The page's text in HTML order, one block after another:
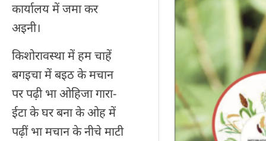
कार्यालय में जमा कर
अइनी।
किशोरावस्था में हम चाहें
बगइचा में बइठ के मचान
पर पढ़ी भा ओहिजा गारा-
ईटा के घर बना के ओह में
पढ़ीं भा मचान के नीचे माटी